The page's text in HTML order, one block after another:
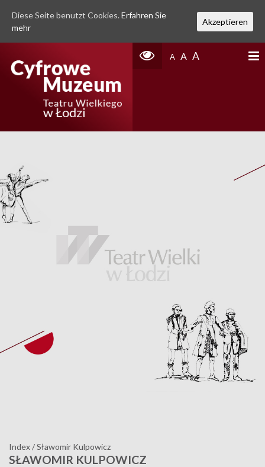
A A A
Index/Sławomir Kulpowicz
SŁAWOMIR KULPOWICZ
Diese Seite benutzt Cookies. Erfahren Sie
mehr
Akzeptieren